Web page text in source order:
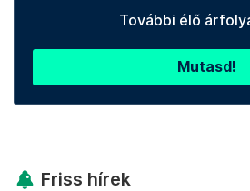
További élő
Mutasd!
Friss hírek